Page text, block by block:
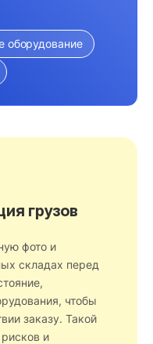
оборудование
грузов
фото и
складах перед
чтобы
заказу. Такой
и